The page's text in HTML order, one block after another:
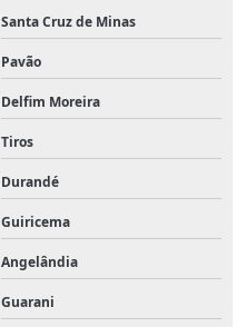
Santa Cruz de Minas
Pavão
Delfim Moreira
Tiros
Durandé
Guiricema
Angelândia
Guarani